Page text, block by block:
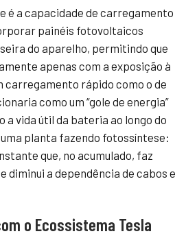
é a capacidade de carregamento
painéis fotovoltaicos
do aparelho, permitindo que
apenas com a exposição à
carregamento rápido como o de
como um “gole de energia”
vida útil da bateria ao longo do
planta fazendo fotossíntese:
que, no acumulado, faz
diminui a dependência de cabos e
o Ecossistema Tesla